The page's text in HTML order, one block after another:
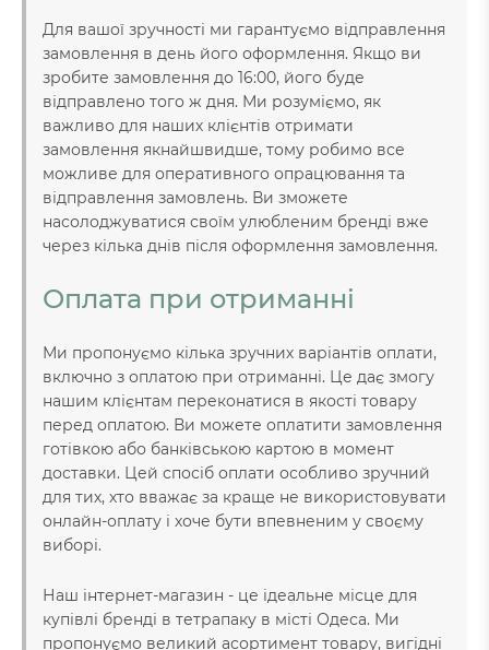
Для вашої зручності ми гарантуємо відправлення
замовлення в день його оформлення. Якщо ви
зробите замовлення до 16:00, його буде
відправлено того ж дня. Ми розуміємо, як
важливо для наших клієнтів отримати
замовлення якнайшвидше, тому робимо все
можливе для оперативного опрацювання та
відправлення замовлень. Ви зможете
насолоджуватися своїм улюбленим бренді вже
через кілька днів після оформлення замовлення.
Оплата при отриманні
Ми пропонуємо кілька зручних варіантів оплати,
включно з оплатою при отриманні. Це дає змогу
нашим клієнтам переконатися в якості товару
перед оплатою. Ви можете оплатити замовлення
готівкою або банківською картою в момент
доставки. Цей спосіб оплати особливо зручний
для тих, хто вважає за краще не використовувати
онлайн-оплату і хоче бути впевненим у своєму
виборі.
Наш інтернет-магазин - це ідеальне місце для
купівлі бренді в тетрапаку в місті Одеса. Ми
пропонуємо великий асортимент товару, вигідні